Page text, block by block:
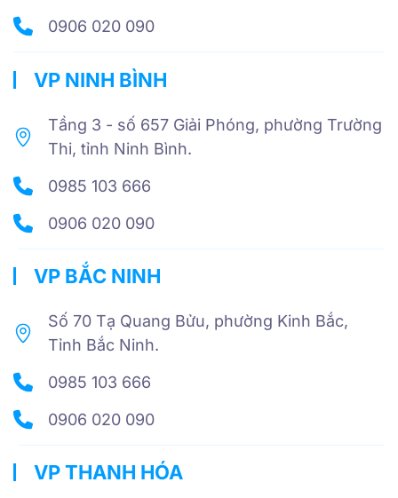
0906 020 090
VP NINH BÌNH
Tầng 3 - số 657 Giải Phóng, phường Trường
Thi, tỉnh Ninh Bình.
0985 103 666
0906 020 090
VP BẮC NINH
Số 70 Tạ Quang Bửu, phường Kinh Bắc,
Tỉnh Bắc Ninh.
0985 103 666
0906 020 090
VP THANH HÓA